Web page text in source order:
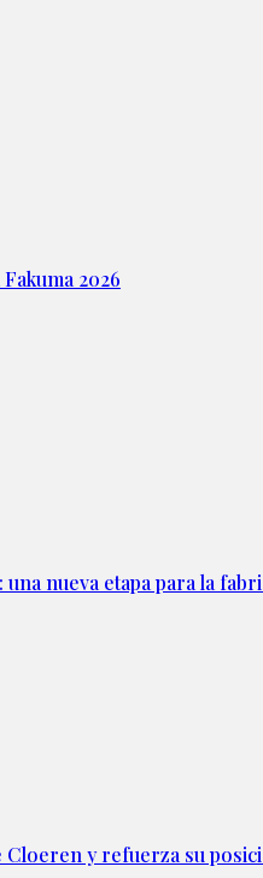
2026
nueva etapa para la
Cloeren y refuerza su